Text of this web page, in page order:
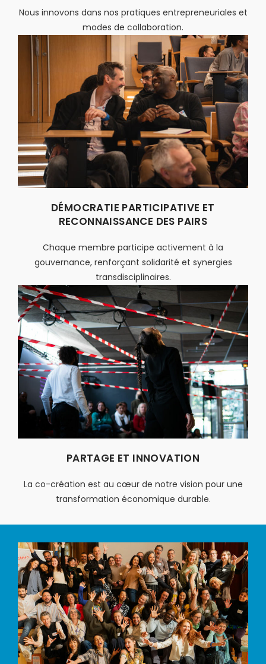
Nous innovons dans nos pratiques entrepreneuriales et
modes de collaboration.
DÉMOCRATIE PARTICIPATIVE ET
RECONNAISSANCE DES PAIRS
Chaque membre participe activement à la
gouvernance, renforçant solidarité et synergies
transdisciplinaires.
PARTAGE ET INNOVATION
La co-création est au cœur de notre vision pour une
transformation économique durable.